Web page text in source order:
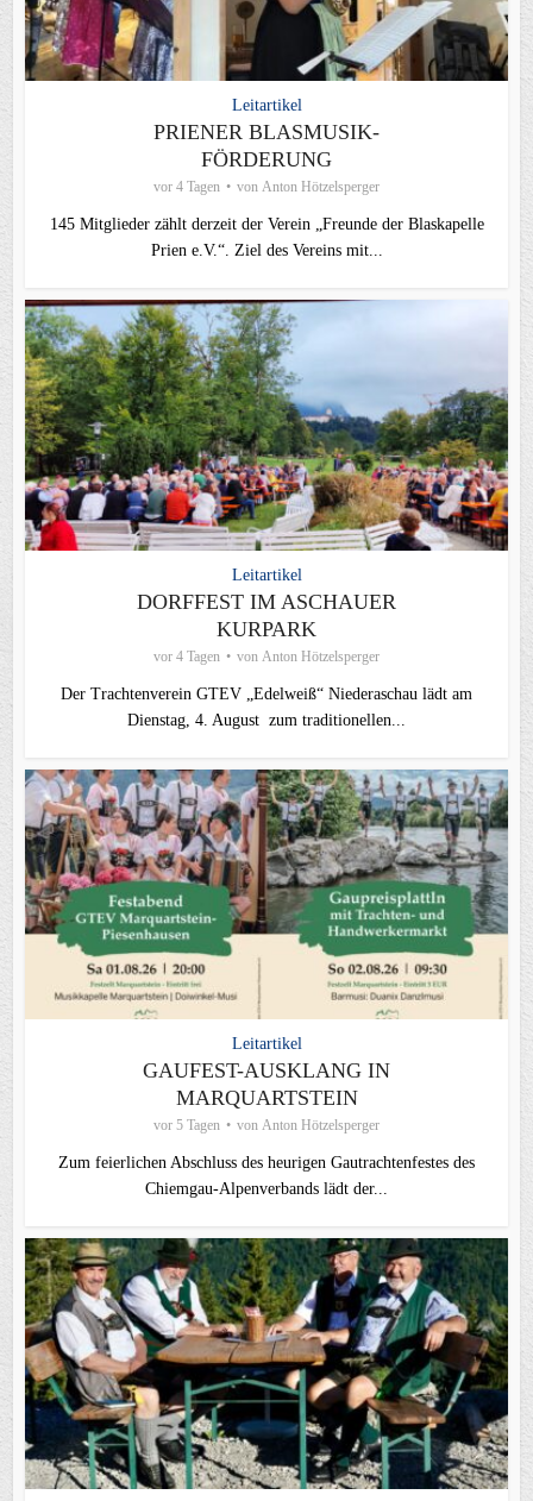
Leitartikel
PRIENER BLASMUSIK-
FÖRDERUNG
vor 4 Tagen von Anton Hötzelsperger
145 Mitglieder zählt derzeit der Verein „Freunde der Blaskapelle
Prien e.V.“. Ziel des Vereins mit...
Leitartikel
DORFFEST IM ASCHAUER
KURPARK
vor 4 Tagen von Anton Hötzelsperger
Der Trachtenverein GTEV „Edelweiß“ Niederaschau lädt am
Dienstag, 4. August zum traditionellen...
Leitartikel
GAUFEST-AUSKLANG IN
MARQUARTSTEIN
vor 5 Tagen von Anton Hötzelsperger
Zum feierlichen Abschluss des heurigen Gautrachtenfestes des
Chiemgau‑Alpenverbands lädt der...